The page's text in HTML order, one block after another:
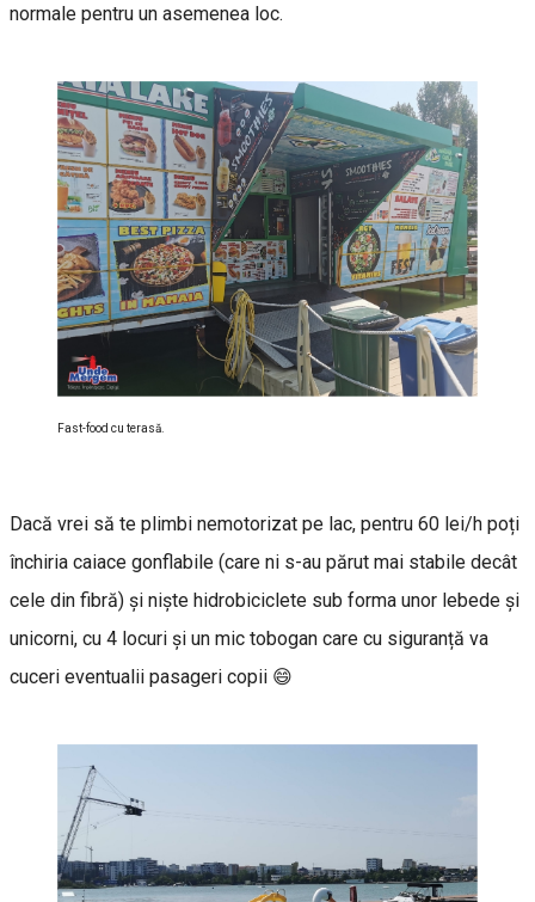
normale pentru un asemenea loc.
Fast-food cu terasă.
Dacă vrei să te plimbi nemotorizat pe lac, pentru 60 lei/h poți
închiria caiace gonflabile (care ni s-au părut mai stabile decât
cele din fibră) și niște hidrobiciclete sub forma unor lebede și
unicorni, cu 4 locuri și un mic tobogan care cu siguranță va
cuceri eventualii pasageri copii 😄